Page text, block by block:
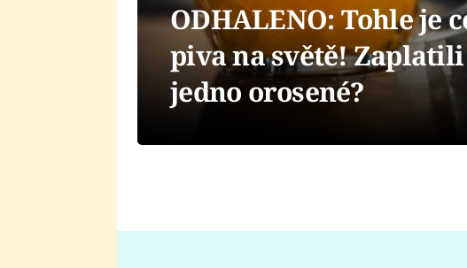
ODHALENO: Tohle je
piva na světě!
jedno orosené?